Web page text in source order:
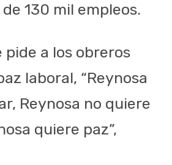
130 mil empleos.
pide a los obreros
laboral, “Reynosa
Reynosa no quiere
quiere paz”,